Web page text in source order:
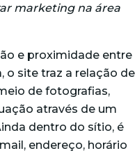
marketing na área
e proximidade entre
o site traz a relação de
de fotografias,
através de um
dentro do sítio, é
endereço, horário